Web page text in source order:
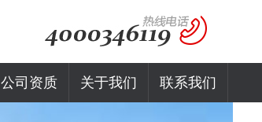
公司资质 关于我们 联系我们